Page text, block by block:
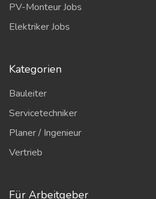
PV-Monteur Jobs
Elektriker Jobs
Kategorien
Bauleiter
Servicetechniker
Planer / Ingenieur
Vertrieb
Für Arbeitgeber